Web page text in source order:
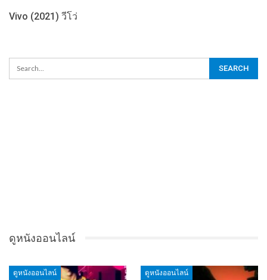
Vivo (2021) วีโว่
ดูหนังออนไลน์
ดูหนังออนไลน์ ดูหนังออนไลน์